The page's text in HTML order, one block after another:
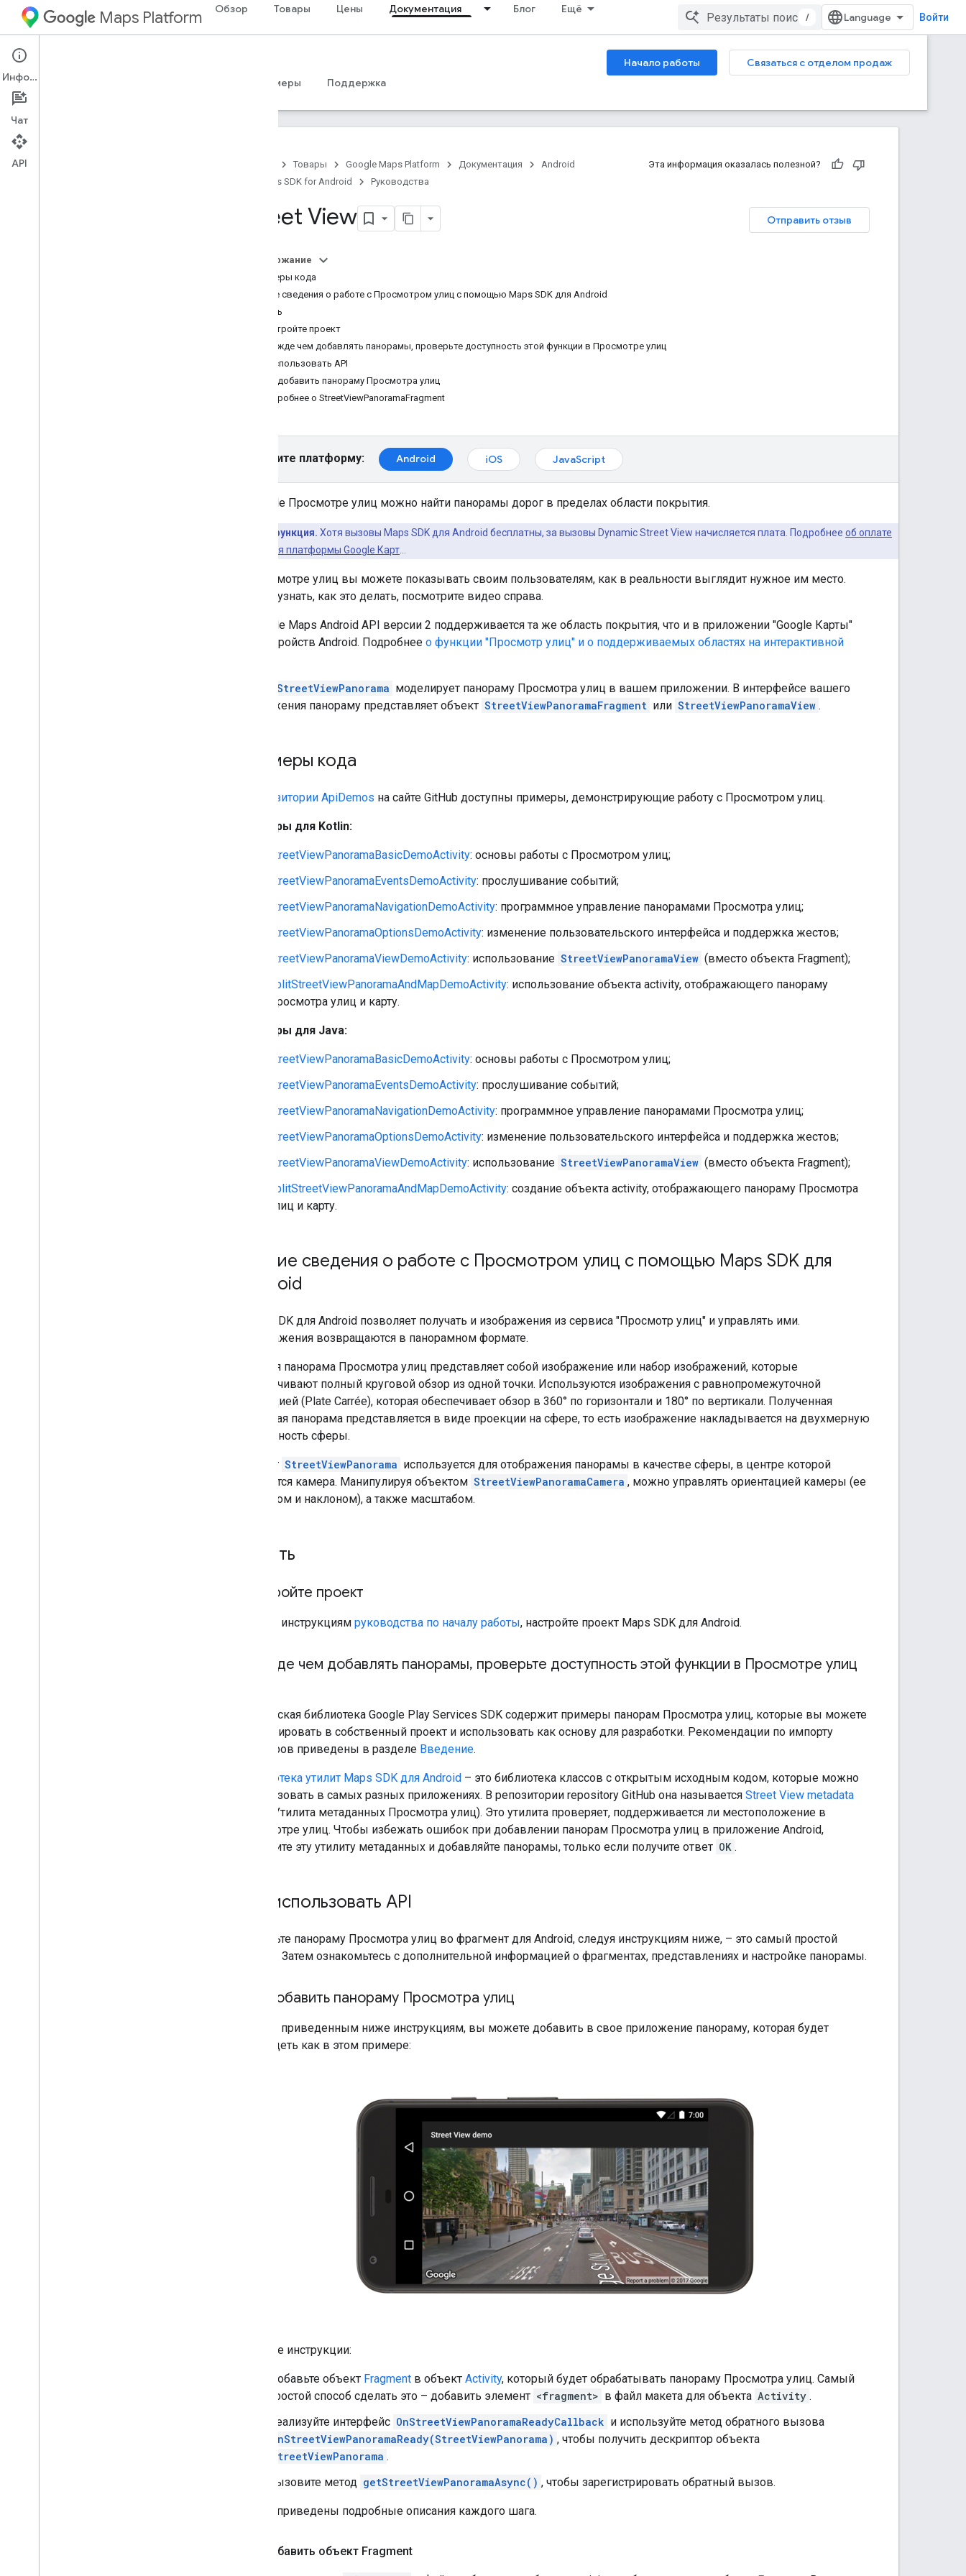
Maps Platform Обзор Товары Цены Документация Блог Ещё
/ Войти
Android Начало работы
Связаться с отделом продаж
Руководства
Примеры Поддержка
Товары Google Maps Platform Документация
Android
Maps SDK for Android
Руководства
Эта информация оказалась полезной?
Отправить отзыв
Street View
Содержание
Примеры кода
Общие сведения о работе с Просмотром улиц с помощью Maps SDK для Android
Начать
Настройте проект
Прежде чем добавлять панорамы, проверьте доступность этой функции в Просмотре улиц
Как использовать API
Как добавить панораму Просмотра улиц
Подробнее о StreetViewPanoramaFragment
Выберите платформу: Android iOS JavaScript
В Google Просмотре улиц можно найти панорамы дорог в пределах области покрытия.
Платная функция. Хотя вызовы Maps SDK для Android бесплатны, за вызовы Dynamic Street View начисляется плата. Подробнее об оплате
использования платформы Google Карт
В Просмотре улиц вы можете показывать своим пользователям, как в реальности выглядит нужное им место.
Чтобы узнать, как это делать, посмотрите видео справа.
В Google Maps Android API версии 2 поддерживается та же область покрытия, что и в приложении "Google Карты"
для устройств Android. Подробнее о функции "Просмотр улиц" и о поддерживаемых областях на интерактивной
StreetViewPanorama моделирует панораму Просмотра улиц в вашем приложении. В интерфейсе вашего
приложения панораму представляет объект StreetViewPanoramaFragment или StreetViewPanoramaView .
Примеры кода
репозитории ApiDemos на сайте GitHub доступны примеры, демонстрирующие работу с Просмотром улиц.
Примеры для Kotlin:
StreetViewPanoramaBasicDemoActivity: основы работы с Просмотром улиц;
StreetViewPanoramaEventsDemoActivity: прослушивание событий;
StreetViewPanoramaNavigationDemoActivity: программное управление панорамами Просмотра улиц;
StreetViewPanoramaOptionsDemoActivity: изменение пользовательского интерфейса и поддержка жестов;
StreetViewPanoramaViewDemoActivity: использование StreetViewPanoramaView (вместо объекта Fragment);
SplitStreetViewPanoramaAndMapDemoActivity: использование объекта activity, отображающего панораму
Просмотра улиц и карту.
Примеры для Java:
StreetViewPanoramaBasicDemoActivity: основы работы с Просмотром улиц;
StreetViewPanoramaEventsDemoActivity: прослушивание событий;
StreetViewPanoramaNavigationDemoActivity: программное управление панорамами Просмотра улиц;
StreetViewPanoramaOptionsDemoActivity: изменение пользовательского интерфейса и поддержка жестов;
StreetViewPanoramaViewDemoActivity: использование StreetViewPanoramaView (вместо объекта Fragment);
SplitStreetViewPanoramaAndMapDemoActivity: создание объекта activity, отображающего панораму Просмотра
улиц и карту.
Общие сведения о работе с Просмотром улиц с помощью Maps SDK для
Android
Maps SDK для Android позволяет получать и изображения из сервиса "Просмотр улиц" и управлять ими.
Изображения возвращаются в панорамном формате.
Каждая панорама Просмотра улиц представляет собой изображение или набор изображений, которые
обеспечивают полный круговой обзор из одной точки. Используются изображения с равнопромежуточной
проекцией (Plate Carrée), которая обеспечивает обзор в 360° по горизонтали и 180° по вертикали. Полученная
круговая панорама представляется в виде проекции на сфере, то есть изображение накладывается на двухмерную
поверхность сферы.
Объект StreetViewPanorama используется для отображения панорамы в качестве сферы, в центре которой
находится камера. Манипулируя объектом StreetViewPanoramaCamera , можно управлять ориентацией камеры (ее
азимутом и наклоном), а также масштабом.
Начать
Настройте проект
Следуя инструкциям руководства по началу работы, настройте проект Maps SDK для Android.
Прежде чем добавлять панорамы, проверьте доступность этой функции в Просмотре улиц
Клиентская библиотека Google Play Services SDK содержит примеры панорам Просмотра улиц, которые вы можете
импортировать в собственный проект и использовать как основу для разработки. Рекомендации по импорту
примеров приведены в разделе Введение.
Библиотека утилит Maps SDK для Android – это библиотека классов с открытым исходным кодом, которые можно
использовать в самых разных приложениях. В репозитории repository GitHub она называется Street View metadata
(Утилита метаданных Просмотра улиц). Это утилита проверяет, поддерживается ли местоположение в
Просмотре улиц. Чтобы избежать ошибок при добавлении панорам Просмотра улиц в приложение Android,
вызовите эту утилиту метаданных и добавляйте панорамы, только если получите ответ OK .
Как использовать API
Добавьте панораму Просмотра улиц во фрагмент для Android, следуя инструкциям ниже, – это самый простой
способ. Затем ознакомьтесь с дополнительной информацией о фрагментах, представлениях и настройке панорамы.
Как добавить панораму Просмотра улиц
Следуя приведенным ниже инструкциям, вы можете добавить в свое приложение панораму, которая будет
выглядеть как в этом примере:
Краткие инструкции:
Добавьте объект Fragment в объект Activity, который будет обрабатывать панораму Просмотра улиц. Самый
простой способ сделать это – добавить элемент <fragment> в файл макета для объекта Activity .
Реализуйте интерфейс OnStreetViewPanoramaReadyCallback и используйте метод обратного вызова
onStreetViewPanoramaReady(StreetViewPanorama) , чтобы получить дескриптор объекта
StreetViewPanorama .
Вызовите метод getStreetViewPanoramaAsync() , чтобы зарегистрировать обратный вызов.
Далее приведены подробные описания каждого шага.
Как добавить объект Fragment
Информация
Чат
API